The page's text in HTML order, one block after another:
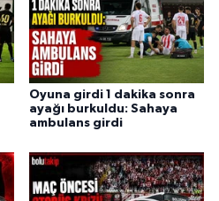
Oyuna girdi 1 dakika sonra
ayağı burkuldu: Sahaya
ambulans girdi